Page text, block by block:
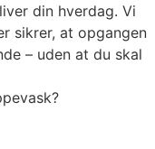
din hverdag. Vi
sikrer, at opgangen
– uden at du skal